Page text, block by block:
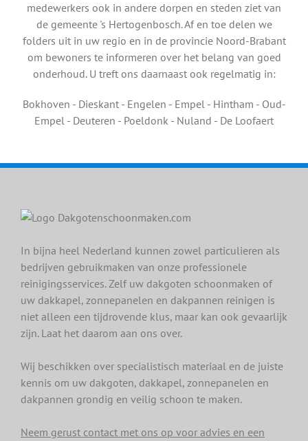
medewerkers ook in andere dorpen en steden ziet van
de gemeente 's Hertogenbosch. Af en toe delen we
folders uit in uw regio en in de provincie Noord-Brabant
om bewoners te informeren over het belang van goed
onderhoud. U treft ons daarnaast ook regelmatig in:
Bokhoven - Dieskant - Engelen - Empel - Hintham - Oud-
Empel - Deuteren - Poeldonk - Nuland - De Loofaert
In bijna heel Nederland kunnen zowel particulieren als
bedrijven gebruikmaken van onze professionele
reinigingsservices. Zelf uw dakgoten schoonmaken of
uw dakkapel, zonnepanelen en dakpannen reinigen is
niet alleen een tijdrovende klus, maar kan ook gevaarlijk
zijn. Laat het daarom aan ons over.
Wij beschikken over specialistisch materiaal en de juiste
kennis om uw dakgoten, dakkapel, zonnepanelen en
dakpannen grondig en veilig schoon te maken.
Neem gerust contact met ons op voor advies en een